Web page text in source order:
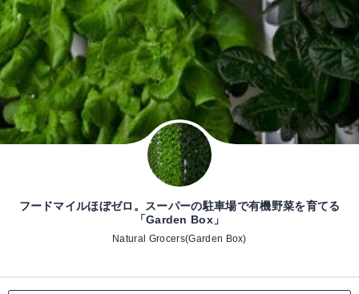
フードマイルほぼゼロ。スーパーの駐車場で有機野菜を育てる
「Garden Box」
Natural Grocers(Garden Box)